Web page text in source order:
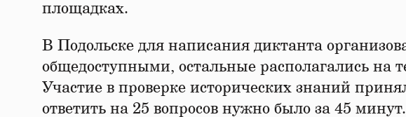
площадках.
В Подольске для написания диктанта
общедоступными, остальные располагались на
Участие в проверке исторических знаний
ответить на 25 вопросов нужно было за 45